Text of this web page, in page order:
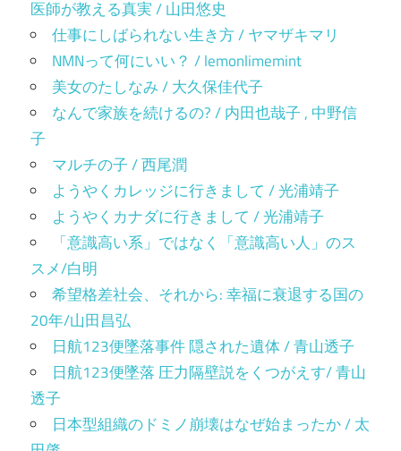
医師が教える真実 / 山田悠史
仕事にしばられない生き方 / ヤマザキマリ
NMNって何にいい？ / lemonlimemint
美女のたしなみ / 大久保佳代子
なんで家族を続けるの? / 内田也哉子 , 中野信
子
マルチの子 / 西尾潤
ようやくカレッジに行きまして / 光浦靖子
ようやくカナダに行きまして / 光浦靖子
「意識高い系」ではなく「意識高い人」のス
スメ/白明
希望格差社会、それから: 幸福に衰退する国の
20年/山田昌弘
日航123便墜落事件 隠された遺体 / 青山透子
日航123便墜落 圧力隔壁説をくつがえす/ 青山
透子
日本型組織のドミノ崩壊はなぜ始まったか / 太